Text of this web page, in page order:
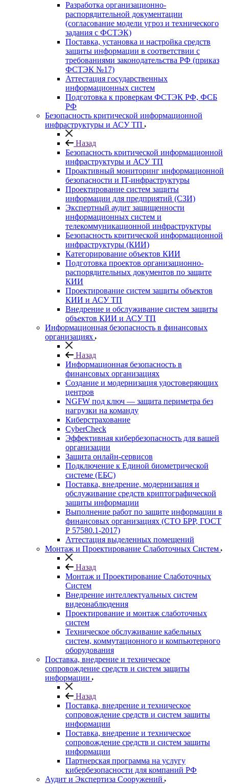
Разработка организационно-
распорядительной документации
(согласование модели угроз и технического
задания с ФСТЭК)
Поставка, установка и настройка средств
защиты информации в соответствии с
требованиями законодательства РФ (приказ
ФСТЭК №17)
Аттестация государственных
информационных систем
Подготовка к проверкам ФСТЭК РФ, ФСБ
РФ
Безопасность критической информационной
инфраструктуры и АСУ ТП
Назад
Безопасность критической информационной
инфраструктуры и АСУ ТП
Проактивный мониторинг информационной
безопасности и IT-инфраструктуры
Проектирование систем защиты
информации для предприятий (СЗИ)
Экспертный аудит защищенности
информационных систем и
телекоммуникационной инфраструктуры
Безопасность критической информационной
инфраструктуры (КИИ)
Категорирование объектов КИИ
Подготовка проектов организационно-
распорядительных документов по защите
КИИ
Проектирование систем защиты объектов
КИИ и АСУ ТП
Внедрение и обслуживание систем защиты
объектов КИИ и АСУ ТП
Информационная безопасность в финансовых
организациях
Назад
Информационная безопасность в
финансовых организациях
Создание и модернизация удостоверяющих
центров
NGFW под ключ — защита периметра без
нагрузки на команду
Киберстрахование
CyberCheck
Эффективная кибербезопасность для вашей
организации
Защита онлайн-сервисов
Подключение к Единой биометрической
системе (ЕБС)
Поставка, внедрение, модернизация и
обслуживание средств криптографической
защиты информации
Выполнение работ по защите информации в
финансовых организациях (СТО БРР, ГОСТ
Р 57580.1-2017)
Аттестация выделенных помещений
Монтаж и Проектирование Слаботочных Систем
Назад
Монтаж и Проектирование Слаботочных
Систем
Внедрение интеллектуальных систем
видеонаблюдения
Проектирование и монтаж слаботочных
систем
Техническое обслуживание кабельных
систем, коммутационного и компьютерного
оборудования
Поставка, внедрение и техническое
сопровождение средств и систем защиты
информации
Назад
Поставка, внедрение и техническое
сопровождение средств и систем защиты
информации
Поставка, внедрение и техническое
сопровождение средств и систем защиты
информации
Партнерская программа на услугу
кибербезопасности для компаний РФ
Аудит и Экспертиза Сооружений